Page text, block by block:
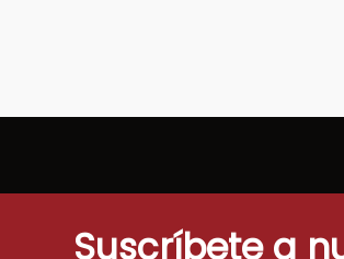
Suscríbete a